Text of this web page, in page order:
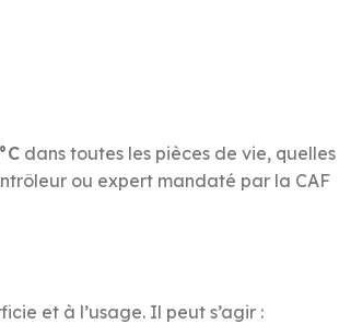
dans toutes les pièces de vie, quelles
ou expert mandaté par la CAF
et à l’usage. Il peut s’agir :